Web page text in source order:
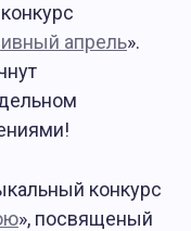
апрель».
конкурс
», посвященый